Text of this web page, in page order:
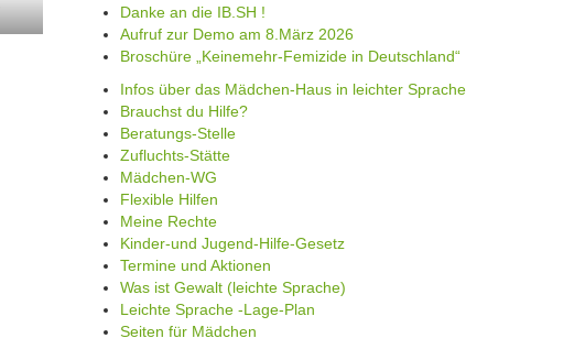
Danke an die IB.SH !
Aufruf zur Demo am 8.März 2026
Broschüre „Keinemehr-Femizide in Deutschland“
Infos über das Mädchen-Haus in leichter Sprache
Brauchst du Hilfe?
Beratungs-Stelle
Zufluchts-Stätte
Mädchen-WG
Flexible Hilfen
Meine Rechte
Kinder-und Jugend-Hilfe-Gesetz
Termine und Aktionen
Was ist Gewalt (leichte Sprache)
Leichte Sprache -Lage-Plan
Seiten für Mädchen